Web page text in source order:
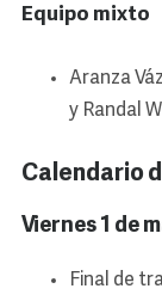
Equipo mixto
Aranza
y Randal
Calendario
Viernes 1 de
Final de